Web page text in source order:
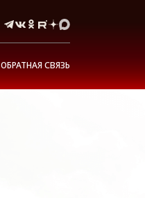
ОБРАТНАЯ СВЯЗЬ